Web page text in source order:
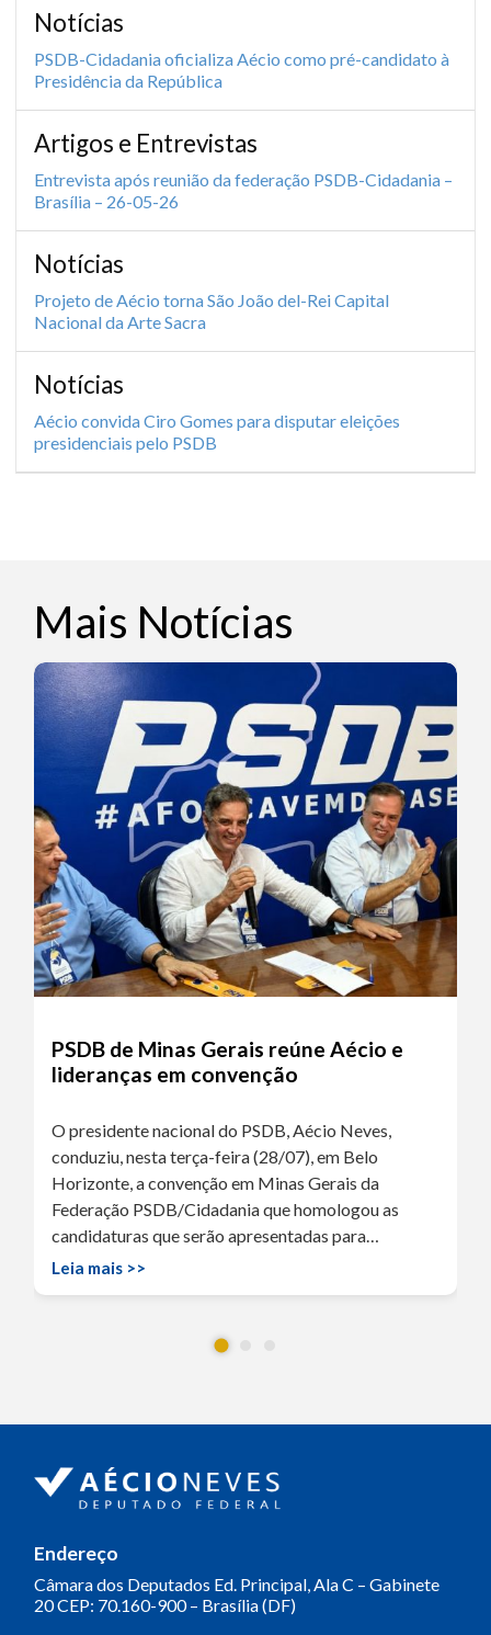
Notícias
PSDB-Cidadania oficializa Aécio como pré-candidato à
Presidência da República
Artigos e Entrevistas
Entrevista após reunião da federação PSDB-Cidadania –
Brasília – 26-05-26
Notícias
Projeto de Aécio torna São João del-Rei Capital
Nacional da Arte Sacra
Notícias
Aécio convida Ciro Gomes para disputar eleições
presidenciais pelo PSDB
Mais Notícias
PSDB de Minas Gerais reúne Aécio e
lideranças em convenção
O presidente nacional do PSDB, Aécio Neves,
conduziu, nesta terça-feira (28/07), em Belo
Horizonte, a convenção em Minas Gerais da
Federação PSDB/Cidadania que homologou as
candidaturas que serão apresentadas para…
Leia mais >>
Endereço
Câmara dos Deputados Ed. Principal, Ala C – Gabinete
20CEP: 70.160-900 – Brasília (DF)